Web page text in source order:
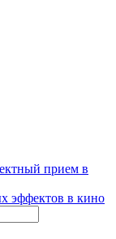
прием в
эффектов в кино